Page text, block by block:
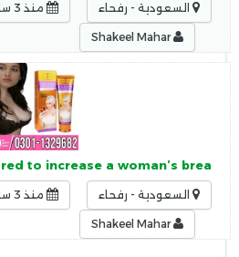
السعودية - رفحاء منذ 3 ساعات
Shakeel Mahar
to increase a woman’s brea
السعودية - رفحاء منذ 3 ساعات
Shakeel Mahar